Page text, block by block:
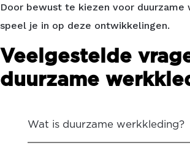
Door bewust te kiezen voor duurzame
speel je in op deze ontwikkelingen.
Veelgestelde
duurzame
Wat is duurzame werkkleding?